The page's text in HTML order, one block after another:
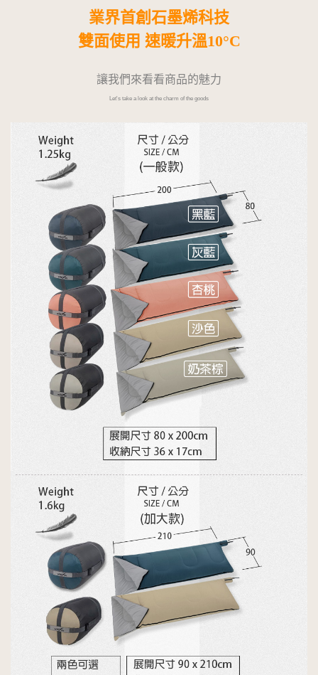
業界首創石墨烯科技
雙面使用 速暖升溫10°C
讓我們來看看商品的魅力
Let's take a look at the charm of the goods